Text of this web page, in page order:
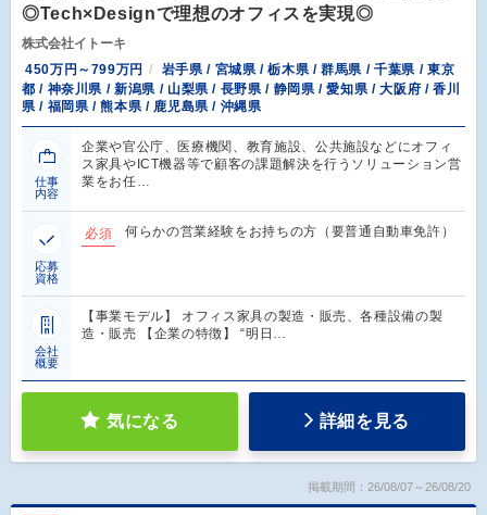
◎Tech×Designで理想のオフィスを実現◎
株式会社イトーキ
450万円～799万円
岩手県 / 宮城県 / 栃木県 / 群馬県 / 千葉県 / 東京
都 / 神奈川県 / 新潟県 / 山梨県 / 長野県 / 静岡県 / 愛知県 / 大阪府 / 香川
県 / 福岡県 / 熊本県 / 鹿児島県 / 沖縄県
仕事
内容
企業や官公庁、医療機関、教育施設、公共施設などにオフィ
ス家具やICT機器等で顧客の課題解決を行うソリューション営
業をお任…
応募
資格
必須 何らかの営業経験をお持ちの方（要普通自動車免許）
会社
概要
【事業モデル】 オフィス家具の製造・販売、各種設備の製
造・販売 【企業の特徴】 “明日…
気になる 詳細を見る
掲載期間：26/08/07～26/08/20